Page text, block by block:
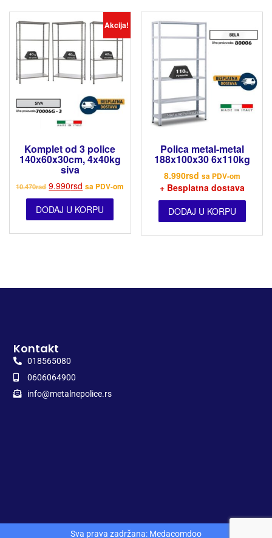
Akcija!
Komplet od 3 police
140x60x30cm, 4x40kg
siva
10.470rsd 9.990rsd sa PDV-om
DODAJ U KORPU
Polica metal-metal
188x100x30 6x110kg
8.990rsd sa PDV-om
+ Besplatna dostava
DODAJ U KORPU
Kontakt
018565080
0606064900
info@metalnepolice.rs
Sva prava zadržana: Medacomdoo